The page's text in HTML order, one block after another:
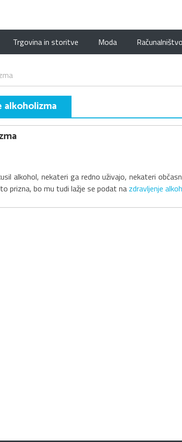
Trgovina in storitve Moda
alkoholizma
alkohol, nekateri ga redno uživajo, nekateri
prizna, bo mu tudi lažje se podat na zdravljenje